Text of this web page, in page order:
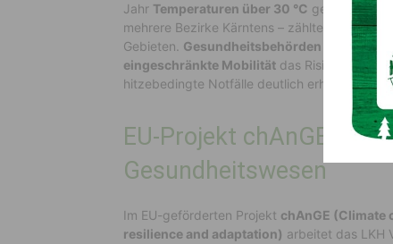
Jahr Temperaturen über 30 °C gemessen.
mehrere Bezirke Kärntens – zählten 2024 laut
Gebieten. Gesundheitsbehörden weisen
eingeschränkte Mobilität das Risiko für
hitzebedingte Notfälle deutlich erhöhen.
EU-Projekt chAnGE
Gesundheitswesen
Im EU-geförderten Projekt chAnGE (Climate
resilience and adaptation) arbeitet das LKH